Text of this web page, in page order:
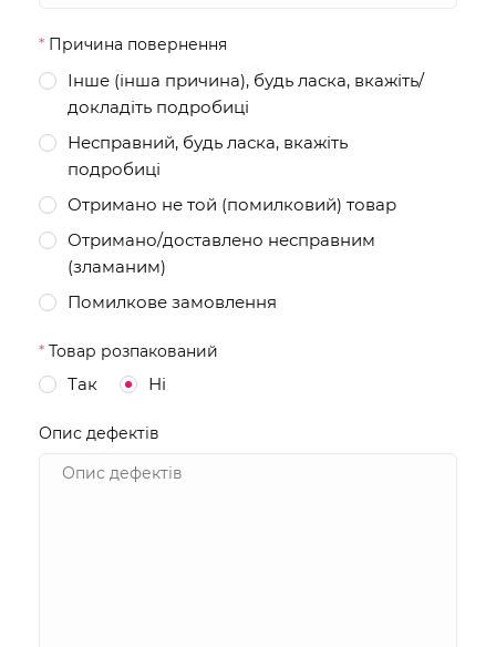
* Причина повернення
Інше (інша причина), будь ласка, вкажіть/
докладіть подробиці
Несправний, будь ласка, вкажіть
подробиці
Отримано не той (помилковий) товар
Отримано/доставлено несправним
(зламаним)
Помилкове замовлення
* Товар розпакований
Так Ні
Опис дефектів